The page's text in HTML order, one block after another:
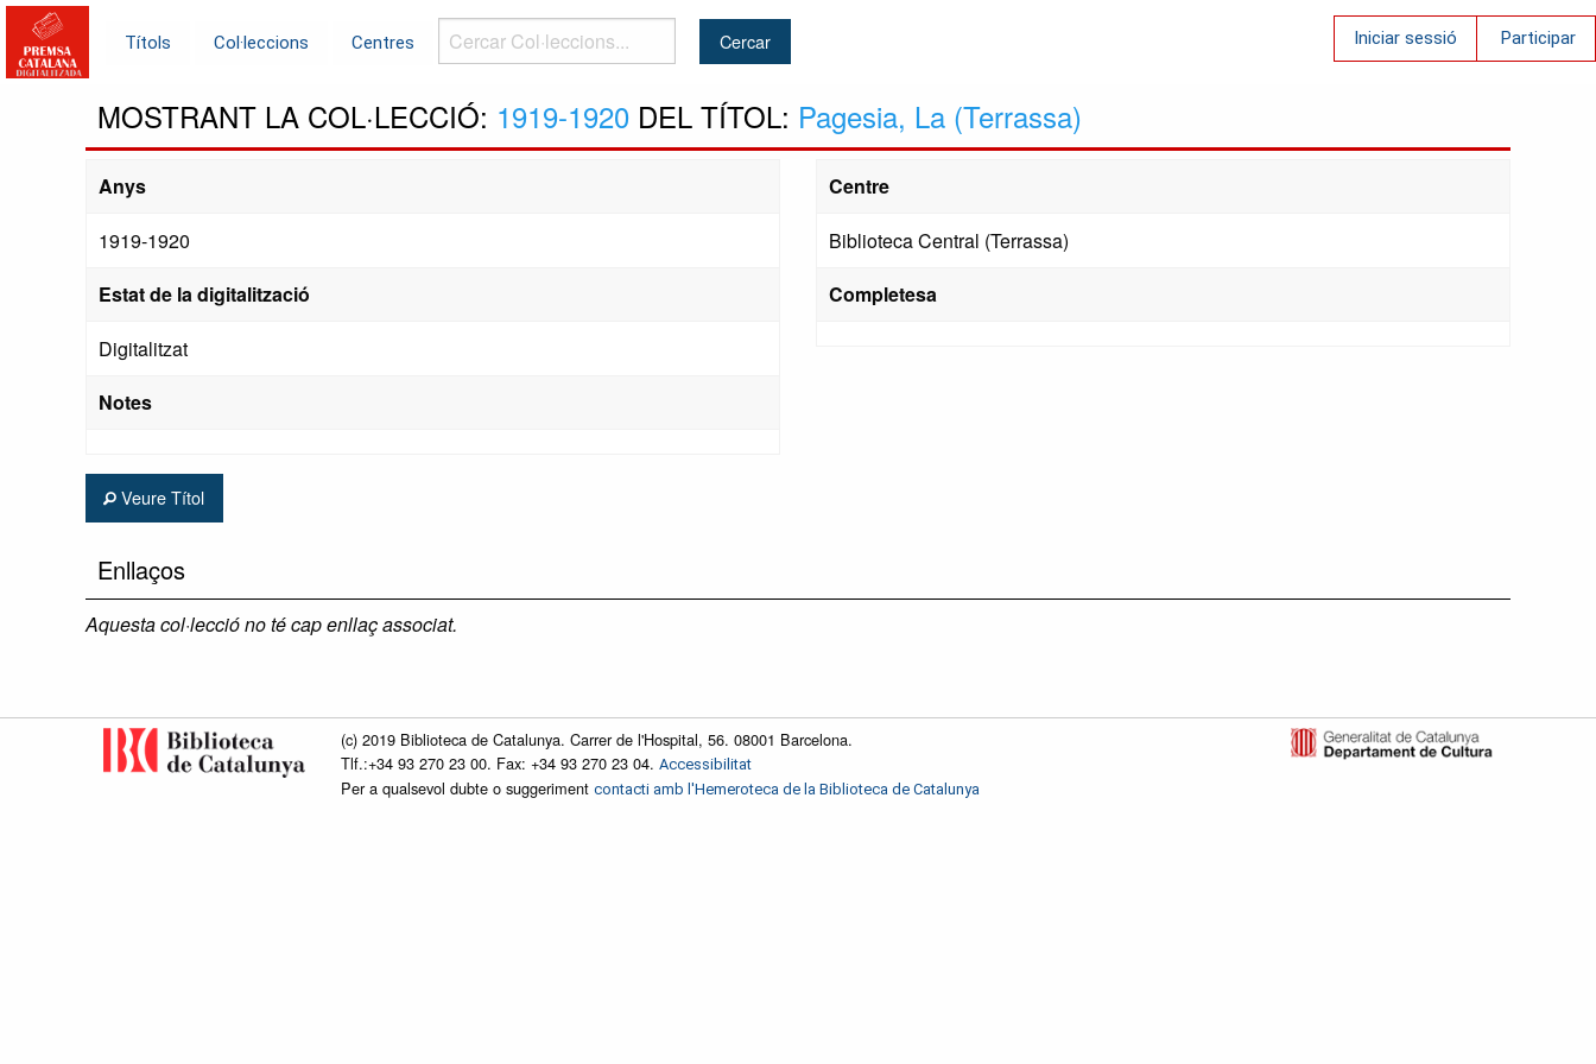
Títols Col·leccions Centres
Cercar
Col·leccions...
Iniciar sessió Participar
MOSTRANT LA COL·LECCIÓ: 1919-1920 DEL TÍTOL: Pagesia, La (Terrassa)
Anys
1919-1920
Estat de la digitalització
Digitalitzat
Notes
Centre
Biblioteca Central (Terrassa)
Completesa
Veure Títol
Enllaços
Aquesta col·lecció no té cap enllaç associat.
(c) 2019 Biblioteca de Catalunya. Carrer de l'Hospital, 56. 08001 Barcelona.
Tlf.:+34 93 270 23 00. Fax: +34 93 270 23 04. Accessibilitat
Per a qualsevol dubte o suggeriment contacti amb l'Hemeroteca de la Biblioteca de Catalunya